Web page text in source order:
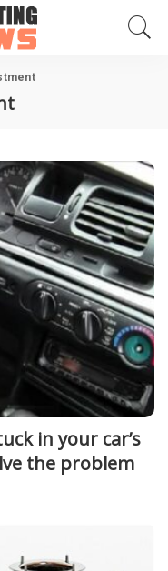
in your car’s
the problem